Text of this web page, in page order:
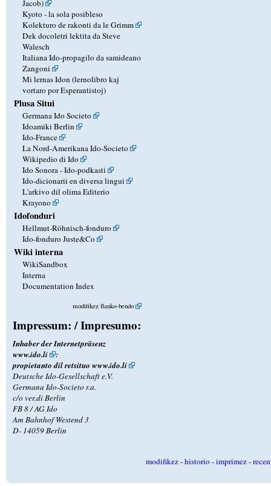
Jacob)
Kyoto - la sola posibleso
Kolekturo de rakonti da le Grimm
Dek docoletri lektita da Steve
Walesch
Italiana Ido-propagilo da samideano
Zangoni
Mi lernas Idon (lernolibro kaj
vortaro por Esperantistoj)
Plusa Situi
Germana Ido Societo
Idoamiki Berlin
Ido-France
La Nord-Amerikana Ido-Societo
Wikipedio di Ido
Ido Sonora - Ido-podkasti
Ido-dicionarii en diversa lingui
L'arkivo dil olima Editerio
Krayono
Idofonduri
Hellmut-Röhnisch-fonduro
Ido-fonduro Juste&Co
Wiki interna
WikiSandbox
Interna
Documentation Index
modifikez flanko-bendo
Impressum: / Impresumo:
Inhaber der Internetpräsenz
www.ido.li
:
propietanto dil retsituo www.ido.li
Deutsche Ido-Gesellschaft e.V.
Germana Ido-Societo r.a.
c/o ver.di Berlin
FB 8 / AG Ido
Am Bahnhof Westend 3
D- 14059 Berlin
modifikez-historio-imprimez-